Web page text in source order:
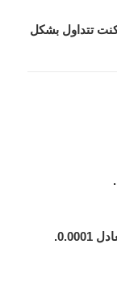
تتداول بشكل